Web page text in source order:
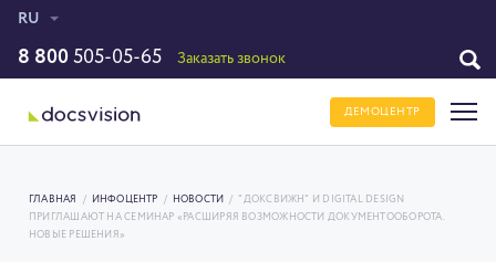
RU
8 800 505-05-65 Заказать звонок
ДЕМОЦЕНТР
ГЛАВНАЯ / ИНФОЦЕНТР / НОВОСТИ /
"ДОКСВИЖН" И DIGITAL DESIGN
ПРИГЛАШАЮТ НА СЕМИНАР «РАСШИРЯЯ ВОЗМОЖНОСТИ ДОКУМЕНТООБОРОТА.
НОВЫЕ РЕШЕНИЯ»